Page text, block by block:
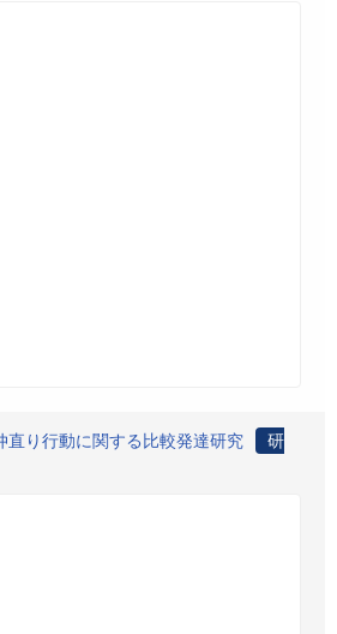
直り行動に関する比較発達研究
研